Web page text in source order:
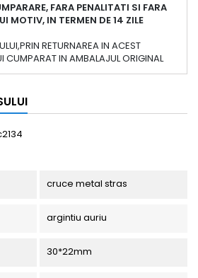
FARA PENALITATI SI FARA
MOTIV, IN TERMEN DE 14 ZILE
RETURNAREA IN ACEST
CUMPARAT IN AMBALAJUL ORIGINAL
cruce metal stras
argintiu auriu
30*22mm